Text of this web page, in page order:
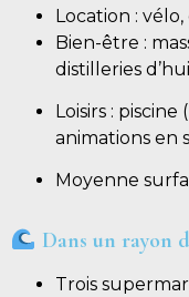
Location :
Bien-être :
distilleries
Loisirs :
animations en
Moyenne
Dans un rayon
Trois